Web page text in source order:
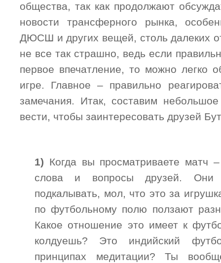
общества, так как продолжают
новости трансферного рынка,
ДЮСШ и других вещей, столь далеких
не все так страшно, ведь если
первое впечатление, то можно легко
игре. Главное – правильно
замечания. Итак, составим
вести, чтобы заинтересовать друзей
1) Когда вы просматриваете матч
слова и вопросы друзей. Они
подкалывать, мол, что это за
по футбольному полю ползают
Какое отношение это имеет к
колдуешь? Это индийский
принципах медитации? Ты